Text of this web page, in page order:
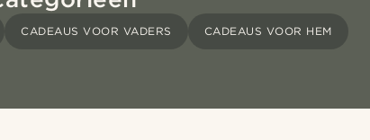
CADEAUS VOOR VADERS CADEAUS VOOR HEM